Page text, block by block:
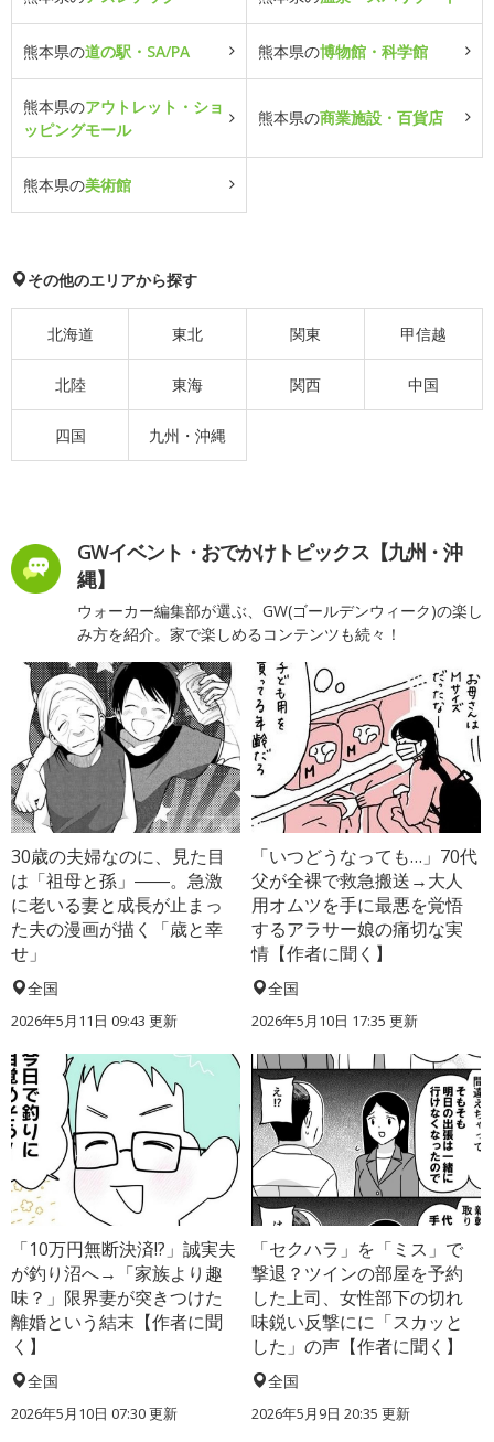
熊本県の道の駅・SA/PA 熊本県の博物館・科学館
熊本県のアウトレット・ショ
ッピングモール
熊本県の商業施設・百貨店
熊本県の美術館
その他のエリアから探す
北海道 東北 関東 甲信越
北陸 東海 関西 中国
四国 九州・沖縄
GWイベント・おでかけトピックス【九州・沖
縄】
ウォーカー編集部が選ぶ、GW(ゴールデンウィーク)の楽し
み方を紹介。家で楽しめるコンテンツも続々！
30歳の夫婦なのに、見た目
は「祖母と孫」――。急激
に老いる妻と成長が止まっ
た夫の漫画が描く「歳と幸
せ」
全国
2026年5月11日 09:43 更新
「いつどうなっても…」70代
父が全裸で救急搬送→大人
用オムツを手に最悪を覚悟
するアラサー娘の痛切な実
情【作者に聞く】
全国
2026年5月10日 17:35 更新
「10万円無断決済!?」誠実夫
が釣り沼へ→「家族より趣
味？」限界妻が突きつけた
離婚という結末【作者に聞
く】
全国
2026年5月10日 07:30 更新
「セクハラ」を「ミス」で
撃退？ツインの部屋を予約
した上司、女性部下の切れ
味鋭い反撃にに「スカッと
した」の声【作者に聞く】
全国
2026年5月9日 20:35 更新